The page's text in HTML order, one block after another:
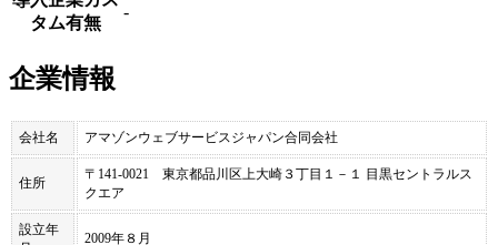
タム有無
-
企業情報
会社名 アマゾンウェブサービスジャパン合同会社
住所
〒141-0021 東京都品川区上大崎３丁目１－１ 目黒セントラルス
クエア
設立年
2009年８月